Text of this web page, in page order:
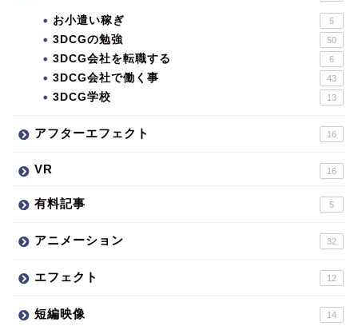
お小遣い稼ぎ 5
3DCGの勉強 50
3DCG会社を転職する 6
3DCG会社で働く事 43
3DCG学校 13
アフターエフェクト 16
VR 16
有料記事 5
アニメーション 32
エフェクト 12
短編映像 14